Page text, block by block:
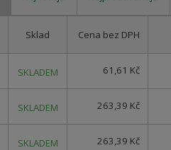
Sklad Cena bez DPH
SKLADEM 61,61 Kč
SKLADEM 263,39 Kč
SKLADEM 263,39 Kč